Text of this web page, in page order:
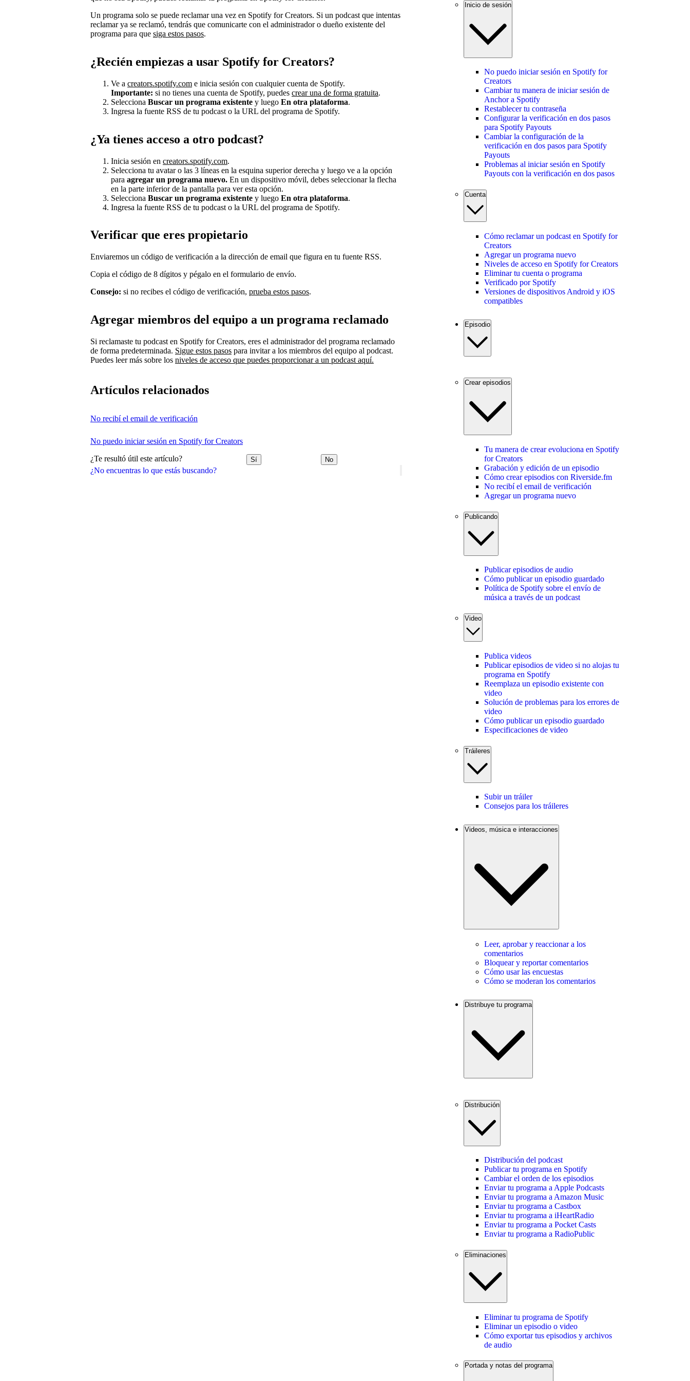
¿No encuentras lo que estás buscando?
Un programa solo se puede reclamar una vez en Spotify for Creators. Si un podcast que intentas
reclamar ya se reclamó, tendrás que comunicarte con el administrador o dueño existente del
programa para que siga estos pasos.
¿Recién empiezas a usar Spotify for Creators?
Ve a creators.spotify.com e inicia sesión con cualquier cuenta de Spotify.
Importante: si no tienes una cuenta de Spotify, puedes crear una de forma gratuita.
Selecciona Buscar un programa existente y luego En otra plataforma.
Ingresa la fuente RSS de tu podcast o la URL del programa de Spotify.
¿Ya tienes acceso a otro podcast?
Inicia sesión en creators.spotify.com.
Selecciona tu avatar o las 3 líneas en la esquina superior derecha y luego ve a la opción
para agregar un programa nuevo. En un dispositivo móvil, debes seleccionar la flecha
en la parte inferior de la pantalla para ver esta opción.
Selecciona Buscar un programa existente y luego En otra plataforma.
Ingresa la fuente RSS de tu podcast o la URL del programa de Spotify.
Verificar que eres propietario
Enviaremos un código de verificación a la dirección de email que figura en tu fuente RSS.
Copia el código de 8 dígitos y pégalo en el formulario de envío.
Consejo: si no recibes el código de verificación, prueba estos pasos.
Agregar miembros del equipo a un programa reclamado
Si reclamaste tu podcast en Spotify for Creators, eres el administrador del programa reclamado
de forma predeterminada. Sigue estos pasos para invitar a los miembros del equipo al podcast.
Puedes leer más sobre los niveles de acceso que puedes proporcionar a un podcast aquí.
Artículos relacionados
No recibí el email de verificación
No puedo iniciar sesión en Spotify for Creators
¿Te resultó útil este artículo? Sí No
Inicio de sesión
No puedo iniciar sesión en Spotify for
Creators
Cambiar tu manera de iniciar sesión de
Anchor a Spotify
Restablecer tu contraseña
Configurar la verificación en dos pasos
para Spotify Payouts
Cambiar la configuración de la
verificación en dos pasos para Spotify
Payouts
Problemas al iniciar sesión en Spotify
Payouts con la verificación en dos pasos
Cuenta
Cómo reclamar un podcast en Spotify for
Creators
Agregar un programa nuevo
Niveles de acceso en Spotify for Creators
Eliminar tu cuenta o programa
Verificado por Spotify
Versiones de dispositivos Android y iOS
compatibles
Episodio
Crear episodios
Tu manera de crear evoluciona en Spotify
for Creators
Grabación y edición de un episodio
Cómo crear episodios con Riverside.fm
No recibí el email de verificación
Agregar un programa nuevo
Publicando
Publicar episodios de audio
Cómo publicar un episodio guardado
Política de Spotify sobre el envío de
música a través de un podcast
Video
Publica videos
Publicar episodios de video si no alojas tu
programa en Spotify
Reemplaza un episodio existente con
video
Solución de problemas para los errores de
video
Cómo publicar un episodio guardado
Especificaciones de video
Tráileres
Subir un tráiler
Consejos para los tráileres
Videos, música e interacciones
Leer, aprobar y reaccionar a los
comentarios
Bloquear y reportar comentarios
Cómo usar las encuestas
Cómo se moderan los comentarios
Distribuye tu programa
Distribución
Distribución del podcast
Publicar tu programa en Spotify
Cambiar el orden de los episodios
Enviar tu programa a Apple Podcasts
Enviar tu programa a Amazon Music
Enviar tu programa a Castbox
Enviar tu programa a iHeartRadio
Enviar tu programa a Pocket Casts
Enviar tu programa a RadioPublic
Eliminaciones
Eliminar tu programa de Spotify
Eliminar un episodio o video
Cómo exportar tus episodios y archivos
de audio
Portada y notas del programa